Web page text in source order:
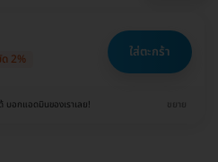
ด 2% ใส่ตะกร้า
บอกแอดมินของเราเลย! ขยาย